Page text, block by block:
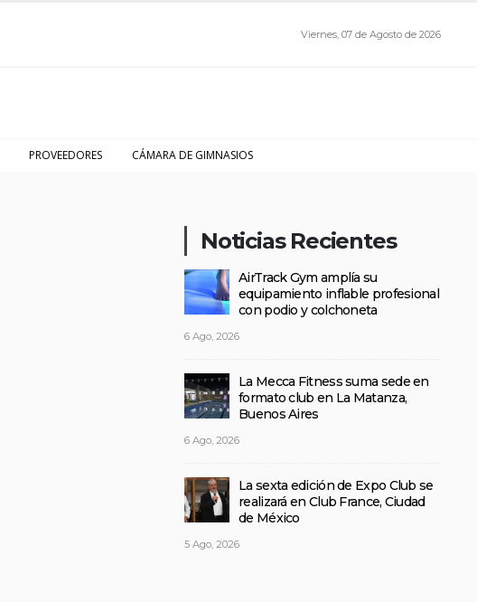
Viernes, 07 de Agosto de 2026
PROVEEDORES CÁMARA DE GIMNASIOS
Noticias Recientes
AirTrack Gym amplía su
equipamiento inflable profesional
con podio y colchoneta
6 Ago, 2026
La Mecca Fitness suma sede en
formato club en La Matanza,
Buenos Aires
6 Ago, 2026
La sexta edición de Expo Club se
realizará en Club France, Ciudad
de México
5 Ago, 2026